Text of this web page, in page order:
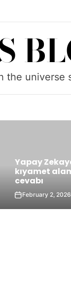
the universe
Yapıları
April 11,